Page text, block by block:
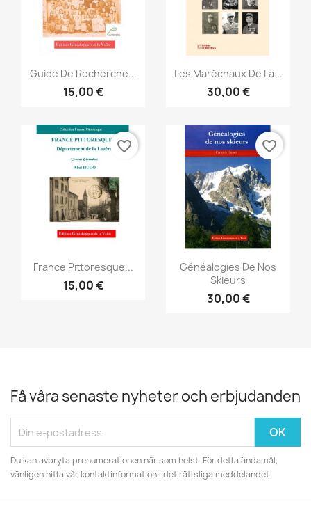
Snabbvy
Guide De Recherche...
15,00 €
Snabbvy
Les Maréchaux De La...
30,00 €
 Snabbvy
France Pittoresque...
15,00 €
favorite_border
Snabbvy
Généalogies De Nos
Skieurs
30,00 €
favorite_border
Få våra senaste nyheter och erbjudanden
Du kan avbryta prenumerationen när som helst. För detta ändamål,
vänligen hitta vår kontaktinformation i det rättsliga meddelandet.